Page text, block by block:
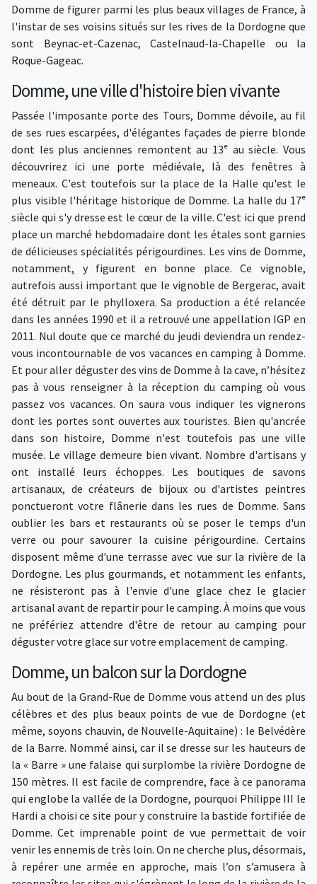
Domme de figurer parmi les plus beaux villages de France, à
l'instar de ses voisins situés sur les rives de la Dordogne que
sont Beynac-et-Cazenac, Castelnaud-la-Chapelle ou la
Roque-Gageac.
Domme, une ville d'histoire bien vivante
Passée l'imposante porte des Tours, Domme dévoile, au fil
de ses rues escarpées, d'élégantes façades de pierre blonde
dont les plus anciennes remontent au 13ᵉ au siècle. Vous
découvrirez ici une porte médiévale, là des fenêtres à
meneaux. C'est toutefois sur la place de la Halle qu'est le
plus visible l'héritage historique de Domme. La halle du 17ᵉ
siècle qui s'y dresse est le cœur de la ville. C'est ici que prend
place un marché hebdomadaire dont les étales sont garnies
de délicieuses spécialités périgourdines. Les vins de Domme,
notamment, y figurent en bonne place. Ce vignoble,
autrefois aussi important que le vignoble de Bergerac, avait
été détruit par le phylloxera. Sa production a été relancée
dans les années 1990 et il a retrouvé une appellation IGP en
2011. Nul doute que ce marché du jeudi deviendra un rendez-
vous incontournable de vos vacances en camping à Domme.
Et pour aller déguster des vins de Domme à la cave, n’hésitez
pas à vous renseigner à la réception du camping où vous
passez vos vacances. On saura vous indiquer les vignerons
dont les portes sont ouvertes aux touristes. Bien qu'ancrée
dans son histoire, Domme n'est toutefois pas une ville
musée. Le village demeure bien vivant. Nombre d'artisans y
ont installé leurs échoppes. Les boutiques de savons
artisanaux, de créateurs de bijoux ou d'artistes peintres
ponctueront votre flânerie dans les rues de Domme. Sans
oublier les bars et restaurants où se poser le temps d'un
verre ou pour savourer la cuisine périgourdine. Certains
disposent même d'une terrasse avec vue sur la rivière de la
Dordogne. Les plus gourmands, et notamment les enfants,
ne résisteront pas à l'envie d'une glace chez le glacier
artisanal avant de repartir pour le camping. À moins que vous
ne préfériez attendre d'être de retour au camping pour
déguster votre glace sur votre emplacement de camping.
Domme, un balcon sur la Dordogne
Au bout de la Grand-Rue de Domme vous attend un des plus
célèbres et des plus beaux points de vue de Dordogne (et
même, soyons chauvin, de Nouvelle-Aquitaine) : le Belvédère
de la Barre. Nommé ainsi, car il se dresse sur les hauteurs de
la « Barre » une falaise qui surplombe la rivière Dordogne de
150 mètres. Il est facile de comprendre, face à ce panorama
qui englobe la vallée de la Dordogne, pourquoi Philippe III le
Hardi a choisi ce site pour y construire la bastide fortifiée de
Domme. Cet imprenable point de vue permettait de voir
venir les ennemis de très loin. On ne cherche plus, désormais,
à repérer une armée en approche, mais l’on s’amusera à